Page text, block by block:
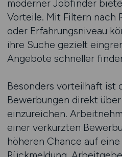
moderner Jobfinder
Vorteile. Mit Filtern nach
oder Erfahrungsniveau
ihre Suche gezielt
Angebote schneller
Besonders vorteilhaft ist
Bewerbungen direkt
einzureichen.
einer verkürzten
höheren Chance auf